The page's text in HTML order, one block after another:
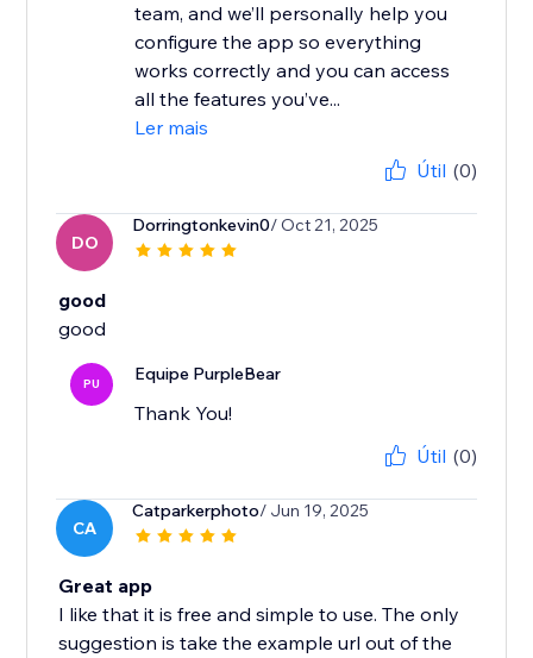
team, and we’ll personally help you
configure the app so everything
works correctly and you can access
all the features you’ve...
Ler mais
Útil (0)
DO
Dorringtonkevin0/ Oct 21, 2025
good
good
PU Equipe PurpleBear
Thank You!
Útil (0)
CA
Catparkerphoto/ Jun 19, 2025
Great app
I like that it is free and simple to use. The only
suggestion is take the example url out of the